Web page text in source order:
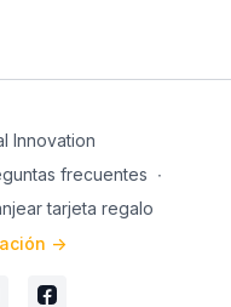
Innovation
frecuentes ∙
tarjeta regalo
->